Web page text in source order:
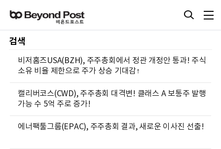
검색
비저홈즈USA(BZH), 주주총회에서 정관 개정안 통과! 주식
소유 비율 제한으로 주가 상승 기대감↑
캘리버코스(CWD), 주주총회 대격변! 클래스 A 보통주 발행
가능 수 5억 주로 증가!
에너팩툴그룹(EPAC), 주주총회 결과, 새로운 이사진 선출!